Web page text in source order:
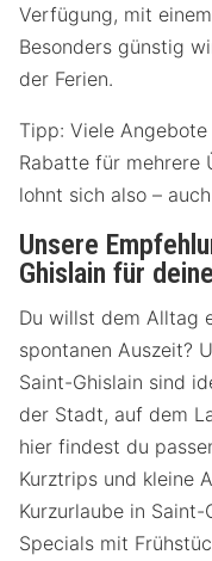
Verfügung, mit
Besonders günstig
der Ferien.
Tipp: Viele
Rabatte für mehrere
lohnt sich also –
Unsere
Ghislain für
Du willst dem Alltag
spontanen Auszeit?
Saint-Ghislain sind
der Stadt, auf dem
hier findest du
Kurztrips und kleine
Kurzurlaube in
Specials mit